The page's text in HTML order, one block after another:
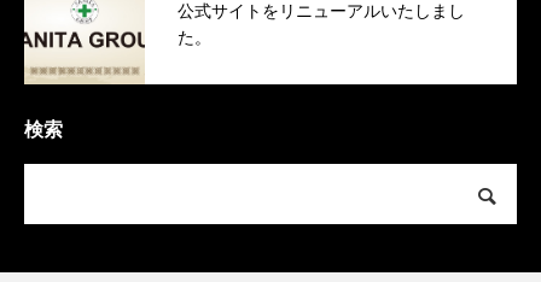
公式サイトをリニューアルいたしまし
た。
検索